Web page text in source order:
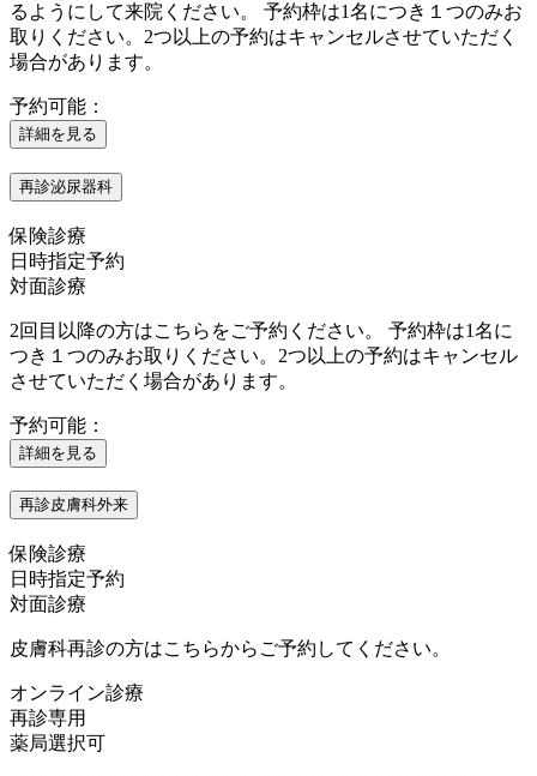
るようにして来院ください。 予約枠は1名につき１つのみお
取りください。2つ以上の予約はキャンセルさせていただく
場合があります。
予約可能：
詳細を見る
再診泌尿器科
保険診療
日時指定予約
対面診療
2回目以降の方はこちらをご予約ください。 予約枠は1名に
つき１つのみお取りください。2つ以上の予約はキャンセル
させていただく場合があります。
予約可能：
詳細を見る
再診皮膚科外来
保険診療
日時指定予約
対面診療
皮膚科再診の方はこちらからご予約してください。
オンライン診療
再診専用
薬局選択可